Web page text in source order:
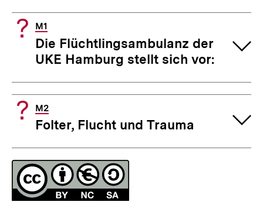
M1
Die Flüchtlingsambulanz der
UKE Hamburg stellt sich vor:
M2
Folter, Flucht und Trauma
Fussnoten
Lizenz